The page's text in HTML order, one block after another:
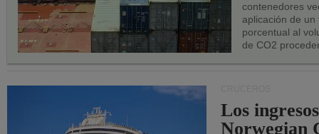
contenedores
aplicación de
porcentual al
de CO2
Los
Norwegian